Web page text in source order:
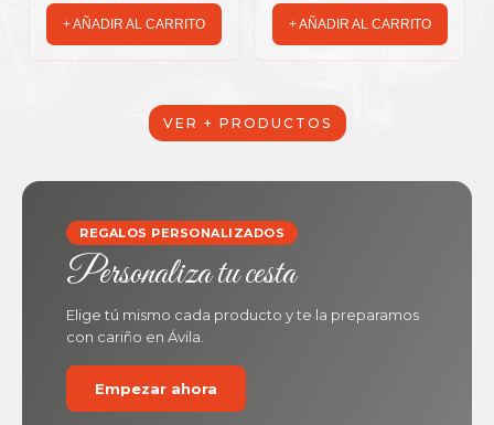
+ AÑADIR AL CARRITO + AÑADIR AL CARRITO
VER + PRODUCTOS
REGALOS PERSONALIZADOS
Personaliza tu cesta
Elige tú mismo cada producto y te la preparamos
con cariño en Ávila.
Empezar ahora